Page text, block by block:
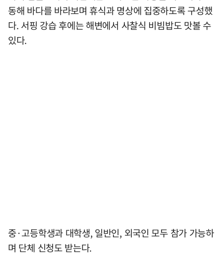
동해 바다를 바라보며 휴식과 명상에 집중하도록 구성했
다. 서핑 강습 후에는 해변에서 사찰식 비빔밥도 맛볼 수
있다.
중·고등학생과 대학생, 일반인, 외국인 모두 참가 가능하
며 단체 신청도 받는다.